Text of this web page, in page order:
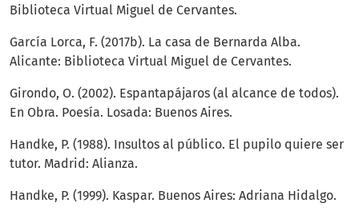
Biblioteca Virtual Miguel de Cervantes.
García Lorca, F. (2017b). La casa de Bernarda Alba.
Alicante: Biblioteca Virtual Miguel de Cervantes.
Girondo, O. (2002). Espantapájaros (al alcance de todos).
En Obra. Poesía. Losada: Buenos Aires.
Handke, P. (1988). Insultos al público. El pupilo quiere ser
tutor. Madrid: Alianza.
Handke, P. (1999). Kaspar. Buenos Aires: Adriana Hidalgo.